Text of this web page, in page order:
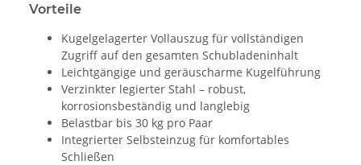
Vorteile
Kugelgelagerter Vollauszug für vollständigen
Zugriff auf den gesamten Schubladeninhalt
Leichtgängige und geräuscharme Kugelführung
Verzinkter legierter Stahl – robust,
korrosionsbeständig und langlebig
Belastbar bis 30 kg pro Paar
Integrierter Selbsteinzug für komfortables
Schließen